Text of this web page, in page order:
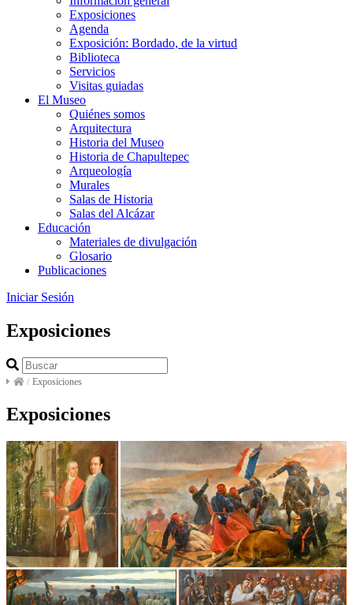
Exposiciones
Agenda
Exposición: Bordado, de la virtud
Biblioteca
Servicios
Visitas guiadas
El Museo
Quiénes somos
Arquitectura
Historia del Museo
Historia de Chapultepec
Arqueología
Murales
Salas de Historia
Salas del Alcázar
Educación
Materiales de divulgación
Glosario
Publicaciones
Iniciar Sesión
Exposiciones
/ Exposiciones
Exposiciones